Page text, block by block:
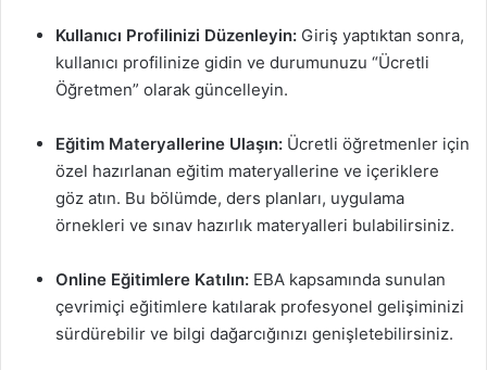
Kullanıcı Profilinizi Düzenleyin: Giriş yaptıktan sonra,
kullanıcı profilinize gidin ve durumunuzu “Ücretli
Öğretmen” olarak güncelleyin.
Eğitim Materyallerine Ulaşın: Ücretli öğretmenler için
özel hazırlanan eğitim materyallerine ve içeriklere
göz atın. Bu bölümde, ders planları, uygulama
örnekleri ve sınav hazırlık materyalleri bulabilirsiniz.
Online Eğitimlere Katılın: EBA kapsamında sunulan
çevrimiçi eğitimlere katılarak profesyonel gelişiminizi
sürdürebilir ve bilgi dağarcığınızı genişletebilirsiniz.